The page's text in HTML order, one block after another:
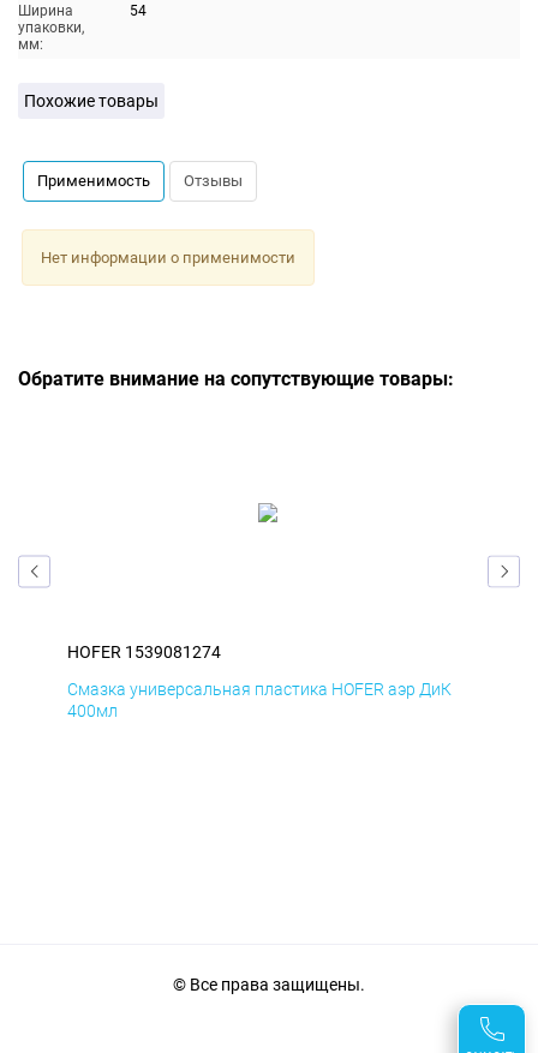
Ширина
упаковки,
мм:
54
Похожие товары
Применимость Отзывы
Нет информации о применимости
Обратите внимание на сопутствующие товары:
HOFER 1539081274
Смазка универсальная пластика HOFER аэр ДиК
400мл
© Все права защищены.